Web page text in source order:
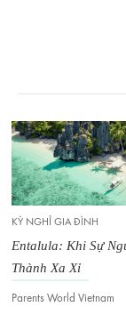
KỲ NGHỈ GIA ĐÌNH
Entalula: Khi Sự
Thành Xa Xỉ
Parents World Vietnam